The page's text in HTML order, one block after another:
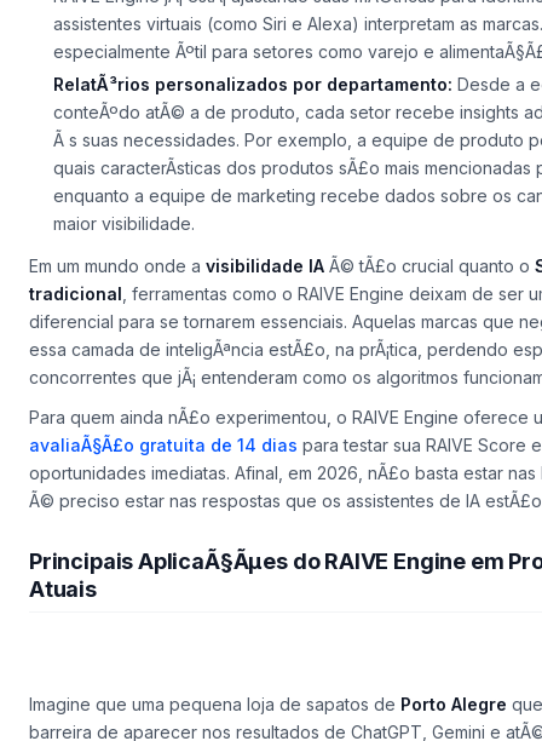
assistentes virtuais (como Siri e Alexa) interpretam as
especialmente Ãºtil para setores como varejo e
RelatÃ³rios personalizados por departamento: Desde a
conteÃºdo atÃ© a de produto , cada setor recebe insights
Ã s suas necessidades. Por exemplo, a equipe de produto
quais caracterÃ­sticas dos produtos sÃ£o mais mencionadas
enquanto a equipe de marketing recebe dados sobre os
maior visibilidade.
Em um mundo onde a visibilidade IA Ã© tÃ£o crucial quanto o
tradicional , ferramentas como o RAIVE Engine deixam de ser
diferencial para se tornarem essenciais. Aquelas marcas que
essa camada de inteligÃªncia estÃ£o, na prÃ¡tica, perdendo
concorrentes que jÃ¡ entenderam como os algoritmos
Para quem ainda nÃ£o experimentou, o RAIVE Engine oferece
avaliaÃ§Ã£o gratuita de 14 dias para testar sua RAIVE Score
oportunidades imediatas. Afinal, em 2026, nÃ£o basta estar nas
Ã© preciso estar nas respostas que os assistentes de IA
Principais AplicaÃ§Ãµes do RAIVE Engine em
Atuais